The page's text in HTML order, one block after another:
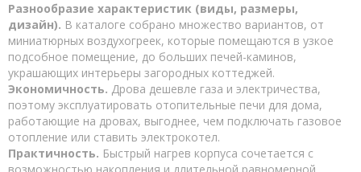
Разнообразие характеристик (виды, размеры,
дизайн). В каталоге собрано множество вариантов, от
миниатюрных воздухогреек, которые помещаются в узкое
подсобное помещение, до больших печей-каминов,
украшающих интерьеры загородных коттеджей.
Экономичность. Дрова дешевле газа и электричества,
поэтому эксплуатировать отопительные печи для дома,
работающие на дровах, выгоднее, чем подключать газовое
отопление или ставить электрокотел.
Практичность. Быстрый нагрев корпуса сочетается с